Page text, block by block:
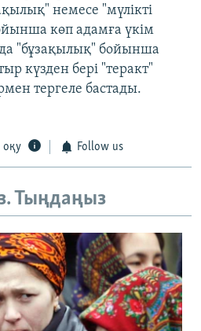
немесе "мүлікті
көп адамға үкім
"бұзақылық" бойынша
күзден бері "теракт"
тергеле бастады.
оқу Follow us
Тыңдаңыз